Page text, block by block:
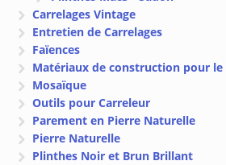
Carrelages Vintage
Entretien de Carrelages
Faïences
Matériaux de construction pour le
Mosaïque
Outils pour Carreleur
Parement en Pierre Naturelle
Pierre Naturelle
Plinthes Noir et Brun Brillant